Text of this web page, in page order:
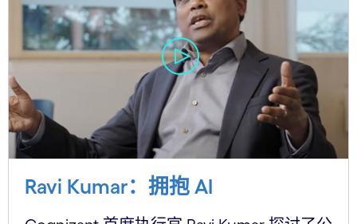
Ravi Kumar：拥抱 AI